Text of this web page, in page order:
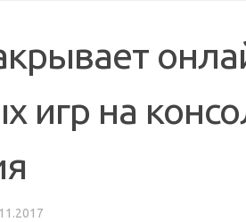
игр на